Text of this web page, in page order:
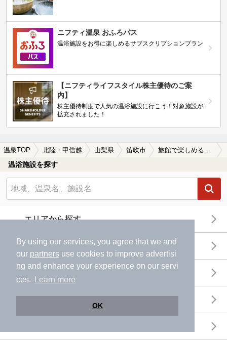
By using our services, you agree that we and
our partners use cookies to improve advertisi
ng and enhance your experience on our servi
ces.
Learn more
OK
ニフティ温泉 おふろパス
温浴施設をお得に楽しめるサブスクリプションプラン
【ニフティライフスタイル株主優待のご案
内】
株主優待制度で人気の温浴施設に行こう！対象施設が
拡充されました！
温泉TOP 北陸・甲信越 山梨県 笛吹市 旅館で楽しめる笛吹市の温泉、日帰り温泉、スーパー銭湯おすすめ
温浴施設を探す
エリアから探す
地図から探す
特徴から探す